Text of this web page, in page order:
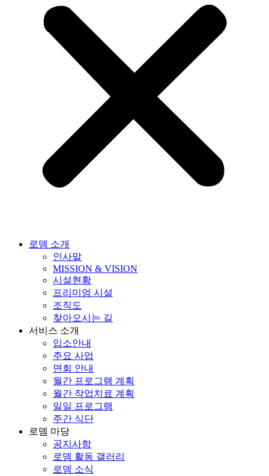
로뎀 소개
인사말
MISSION & VISION
시설현황
프리미엄 시설
조직도
찾아오시는 길
서비스 소개
입소안내
주요 사업
면회 안내
월간 프로그램 계획
월간 작업치료 계획
일일 프로그램
주간 식단
로뎀 마당
공지사항
로뎀 활동 갤러리
로뎀 소식